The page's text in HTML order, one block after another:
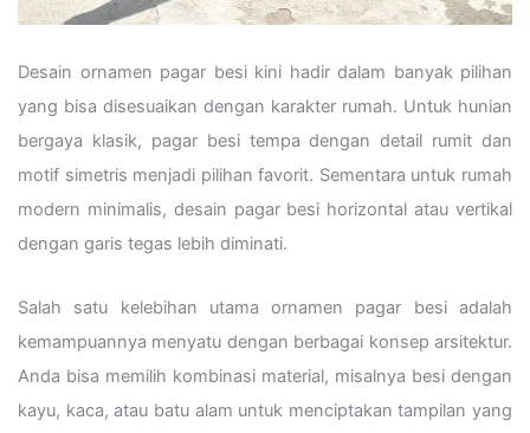
Desain ornamen pagar besi kini hadir dalam banyak pilihan
yang bisa disesuaikan dengan karakter rumah. Untuk hunian
bergaya klasik, pagar besi tempa dengan detail rumit dan
motif simetris menjadi pilihan favorit. Sementara untuk rumah
modern minimalis, desain pagar besi horizontal atau vertikal
dengan garis tegas lebih diminati.
Salah satu kelebihan utama ornamen pagar besi adalah
kemampuannya menyatu dengan berbagai konsep arsitektur.
Anda bisa memilih kombinasi material, misalnya besi dengan
kayu, kaca, atau batu alam untuk menciptakan tampilan yang